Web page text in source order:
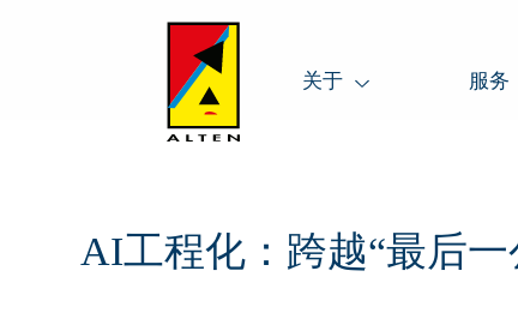
关于 服务
AI工程化：跨越“最后